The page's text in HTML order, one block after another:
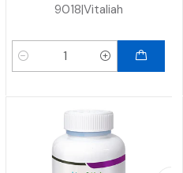
9018|Vitaliah
Cantidad